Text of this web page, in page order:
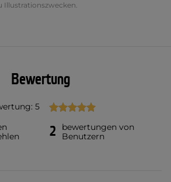
Illustrationszwecken.
Bewertung
5
2
bewertungen von
Benutzern